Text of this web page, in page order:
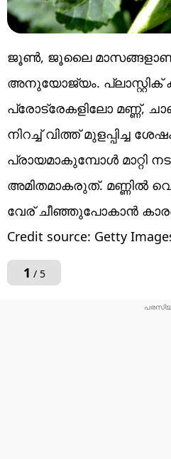
ജൂൺ, ജൂലൈ മാസങ്ങളാണ്
അനുയോജ്യം. പ്ലാസ്റ്റിക്
പ്രോട്രേകളിലോ മണ്ണ്,
നിറച്ച് വിത്ത് മുളപ്പിച്ച
പ്രായമാകുമ്പോൾ മാറ്റി
അമിതമാകരുത്. മണ്ണിൽ
വേര് ചീഞ്ഞുപോകാൻ
Credit source: Getty
1 / 5